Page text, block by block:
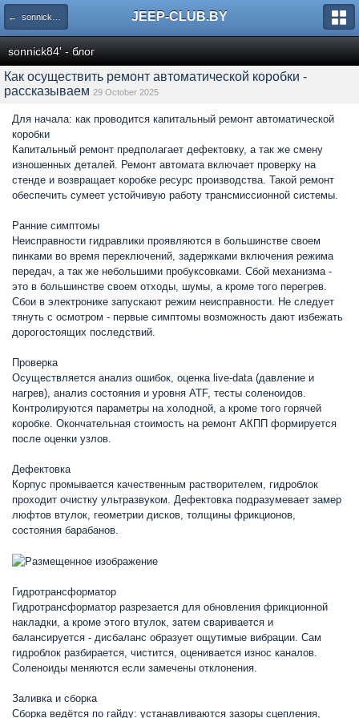
← sonnick84' - блог JEEP-CLUB.BY
sonnick84' - блог
Как осуществить ремонт автоматической коробки -
рассказываем 29 October 2025
Для начала: как проводится капитальный ремонт автоматической
коробки
Капитальный ремонт предполагает дефектовку, а так же смену
изношенных деталей. Ремонт автомата включает проверку на
стенде и возвращает коробке ресурс производства. Такой ремонт
обеспечить сумеет устойчивую работу трансмиссионной системы.
Ранние симптомы
Неисправности гидравлики проявляются в большинстве своем
пинками во время переключений, задержками включения режима
передач, а так же небольшими пробуксовками. Сбой механизма -
это в большинстве своем отходы, шумы, а кроме того перегрев.
Сбои в электронике запускают режим неисправности. Не следует
тянуть с осмотром - первые симптомы возможность дают избежать
дорогостоящих последствий.
Проверка
Осуществляется анализ ошибок, оценка live-data (давление и
нагрев), анализ состояния и уровня ATF, тесты соленоидов.
Контролируются параметры на холодной, а кроме того горячей
коробке. Окончательная стоимость на ремонт АКПП формируется
после оценки узлов.
Дефектовка
Корпус промывается качественным растворителем, гидроблок
проходит очистку ультразвуком. Дефектовка подразумевает замер
люфтов втулок, геометрии дисков, толщины фрикционов,
состояния барабанов.
Гидротрансформатор
Гидротрансформатор разрезается для обновления фрикционной
накладки, а кроме этого втулок, затем сваривается и
балансируется - дисбаланс образует ощутимые вибрации. Сам
гидроблок разбирается, чистится, оценивается износ каналов.
Соленоиды меняются если замечены отклонения.
Заливка и сборка
Сборка ведётся по гайду: устанавливаются зазоры сцепления,